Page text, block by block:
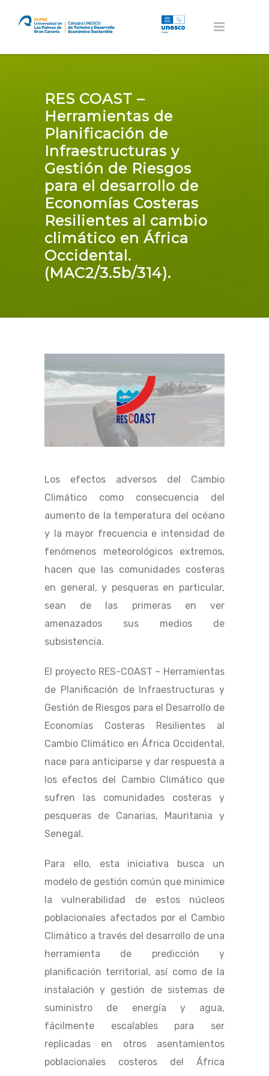
RES COAST –
Herramientas de
Planificación de
Infraestructuras y
Gestión de Riesgos
para el desarrollo de
Economías Costeras
Resilientes al cambio
climático en África
Occidental.
(MAC2/3.5b/314).
Los efectos adversos del Cambio
Climático como consecuencia del
aumento de la temperatura del océano
y la mayor frecuencia e intensidad de
fenómenos meteorológicos extremos,
hacen que las comunidades costeras
en general, y pesqueras en particular,
sean de las primeras en ver
amenazados sus medios de
subsistencia.
El proyecto RES-COAST – Herramientas
de Planificación de Infraestructuras y
Gestión de Riesgos para el Desarrollo de
Economías Costeras Resilientes al
Cambio Climático en África Occidental,
nace para anticiparse y dar respuesta a
los efectos del Cambio Climático que
sufren las comunidades costeras y
pesqueras de Canarias, Mauritania y
Senegal.
Para ello, esta iniciativa busca un
modelo de gestión común que minimice
la vulnerabilidad de estos núcleos
poblacionales afectados por el Cambio
Climático a través del desarrollo de una
herramienta de predicción y
planificación territorial, así como de la
instalación y gestión de sistemas de
suministro de energía y agua,
fácilmente escalables para ser
replicadas en otros asentamientos
poblacionales costeros del África